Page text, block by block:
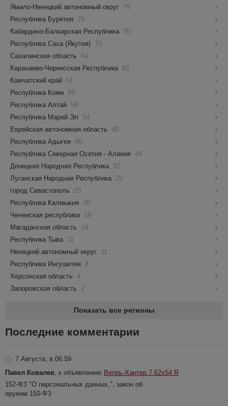
Ямало-Ненецкий автономный округ 79
Республика Бурятия
78
Кабардино-Балкарская Республика 70
Республика Саха (Якутия) 70
Сахалинская область
64
Карачаево-Черкесская Республика 62
Камчатский край 61
Республика Коми 60
Республика Алтай 59
Республика Марий Эл
54
Еврейская автономная область 49
Республика Адыгея 46
Республика Северная Осетия - Алания 44
Донецкая Народная Республика 32
Луганская Народная Республика 25
город Севастополь
23
Республика Калмыкия
20
Чеченская республика
19
Магаданская область
14
Республика Тыва
11
Ненецкий автономный округ
11
Республика Ингушетия
8
Херсонская область 4
Запорожская область
2
Показать все регионы
Последние комментарии
7 Августа, в 06:59
Павел Ковалев, к объявлению Вепрь-Хантер 7.62х54 R
152-ФЗ "О персональных данных,", закон об
оружии 150-ФЗ